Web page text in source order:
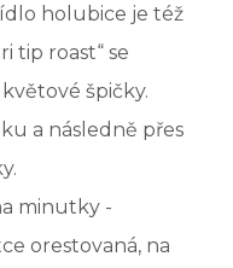
holubice je též
tip roast“ se
špičky.
a následně přes
minutky -
orestovaná, na